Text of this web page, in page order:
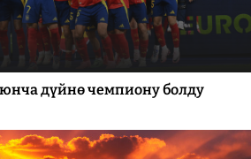
дүйнө чемпиону болду